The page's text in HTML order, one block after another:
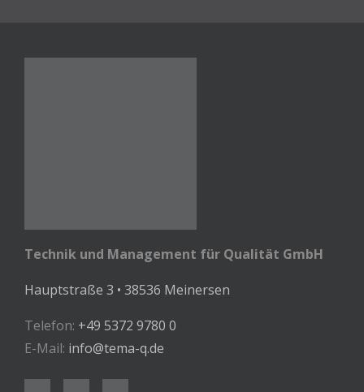
Technik und Management für Qualität GmbH
Hauptstraße 3 • 38536 Meinersen
Telefon: +49 5372 9780 0
E-Mail: info@tema-q.de